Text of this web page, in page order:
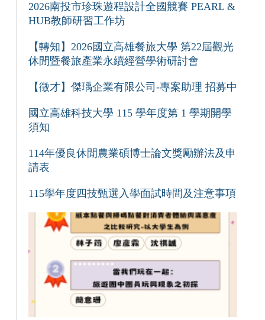
2026南投市珍珠遊程設計全國競賽 PEARL &
HUB教師研習工作坊
【轉知】2026國立高雄餐旅大學 第22屆觀光
休閒暨餐旅產業永續經營學術研討會
【徵才】傑瑀企業有限公司-專案助理 招募中
國立高雄科技大學 115 學年度第 1 學期開學
須知
114年優良休閒農業碩博士論文獎勵辦法及申
請表
115學年度四技甄選入學面試時間及注意事項